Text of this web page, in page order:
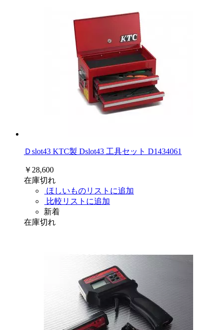
Ｄslot43 KTC製 Dslot43 工具セット D1434061
￥28,600
在庫切れ
ほしいものリストに追加
比較リストに追加
新着
在庫切れ